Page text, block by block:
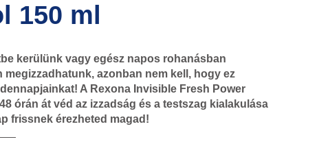
150 ml
kerülünk vagy egész napos rohanásban
azonban nem kell, hogy ez
A Rexona Invisible Fresh Power
órán át véd az izzadság és a testszag kialakulása
frissnek érezheted magad!